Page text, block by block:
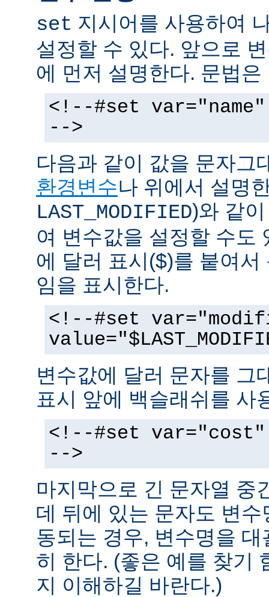
set 지시어를 사용하여
설정할 수 있다. 앞으로
에 먼저 설명한다. 문법은
<!--#set
-->
다음과 같이 값을 문자그
환경변수나 위에서 설명
LAST_MODIFIED)와 같
여 변수값을 설정할 수도
에 달러 표시($)를 붙여
임을 표시한다.
<!--#set
변수값에 달러 문자를 그
표시 앞에 백슬래쉬를 사
<!--#set var="cost"
-->
마지막으로 긴 문자열 중
데 뒤에 있는 문자도 변
동되는 경우, 변수명을
히 한다. (좋은 예를 찾기
지 이해하길 바란다.)